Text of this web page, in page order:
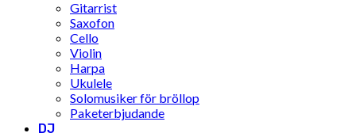
Gitarrist
Saxofon
Cello
Violin
Harpa
Ukulele
Solomusiker för bröllop
Paketerbjudande
DJ